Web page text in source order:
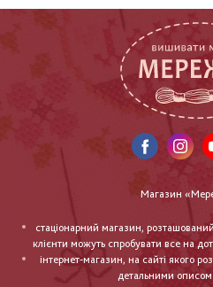
Магазин
стаціонарний магазин,
клієнти можуть спробувати все на
інтернет-магазин, на сайті якого
детальними описом